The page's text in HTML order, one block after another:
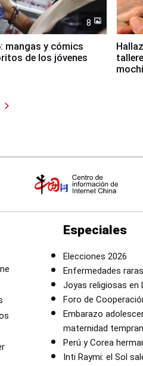
8
mangas y cómics
de los jóvenes
chevron_right
Especiales
Elecciones 2026
Enfermedades
Joyas religiosas en
Foro de
Embarazo
maternidad
Perú y Corea
Inti Raymi: el Sol